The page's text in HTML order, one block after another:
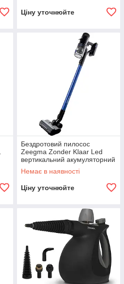
Ціну уточнюйте
Бездротовий пилосос
Zeegma Zonder Klaar Led
вертикальний акумуляторний
багатофункціональний
R_2375
Немає в наявності
Ціну уточнюйте